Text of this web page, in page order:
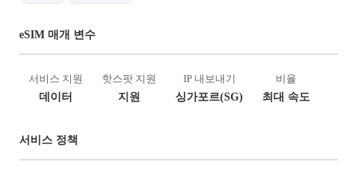
eSIM 매개 변수
서비스 지원
데이터
핫스팟 지원
지원
IP 내보내기
싱가포르(SG)
비율
최대 속도
서비스 정책